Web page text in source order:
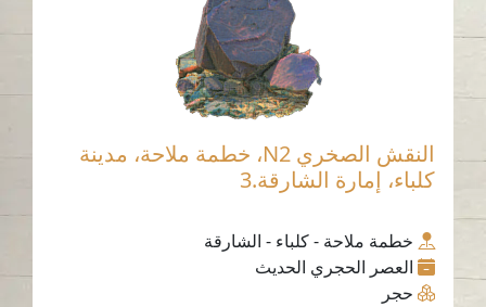
النقش الصخري N2، خطمة ملاحة، مدينة
كلباء، إمارة الشارقة.3
خطمة ملاحة - كلباء - الشارقة
العصر الحجري الحديث
حجر